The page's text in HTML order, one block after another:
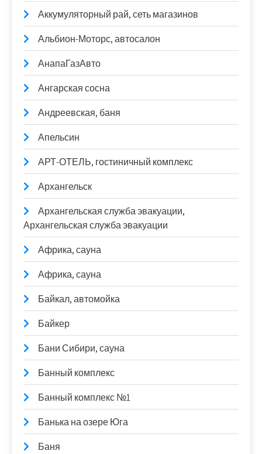
Аккумуляторный рай, сеть магазинов
Альбион-Моторс, автосалон
АнапаГазАвто
Ангарская сосна
Андреевская, баня
Апельсин
АРТ-ОТЕЛЬ, гостиничный комплекс
Архангельск
Архангельская служба эвакуации,
Архангельская служба эвакуации
Африка, сауна
Африка, сауна
Байкал, автомойка
Байкер
Бани Сибири, сауна
Банный комплекс
Банный комплекс №1
Банька на озере Юга
Баня